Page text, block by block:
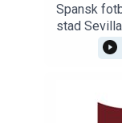
Spansk
stad
kommer
sportchef